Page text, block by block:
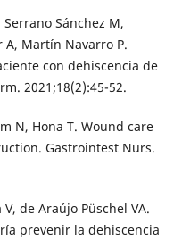
Sánchez M,
A, Martín Navarro P.
con dehiscencia de
2021;18(2):45-52.
N, Hona T. Wound care
Gastrointest Nurs.
de Araújo Püschel VA.
prevenir la dehiscencia